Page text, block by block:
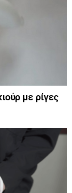
με ρίγες